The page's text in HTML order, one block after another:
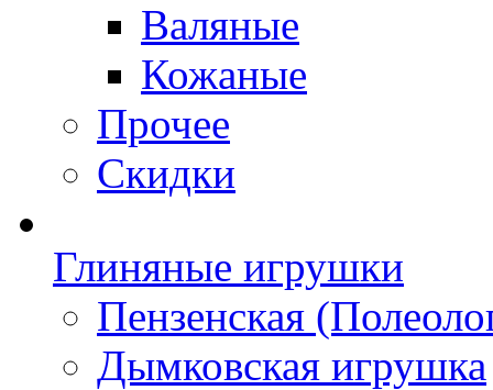
Валяные
Кожаные
Прочее
Скидки
Глиняные игрушки
Пензенская
Дымковская игрушка